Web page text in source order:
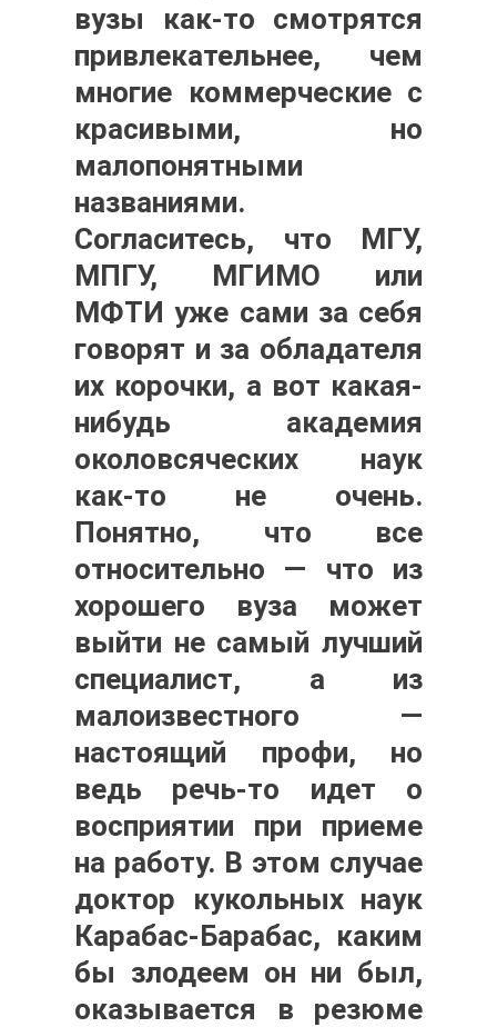
вузы как-то смотрятся
привлекательнее, чем
многие коммерческие с
красивыми, но
малопонятными
названиями.
Согласитесь, что МГУ,
МПГУ, МГИМО или
МФТИ уже сами за себя
говорят и за обладателя
их корочки, а вот какая-
нибудь академия
околовсяческих наук
как-то не очень.
Понятно, что все
относительно — что из
хорошего вуза может
выйти не самый лучший
специалист, а из
малоизвестного —
настоящий профи, но
ведь речь-то идет о
восприятии при приеме
на работу. В этом случае
доктор кукольных наук
Карабас-Барабас, каким
бы злодеем он ни был,
оказывается в резюме